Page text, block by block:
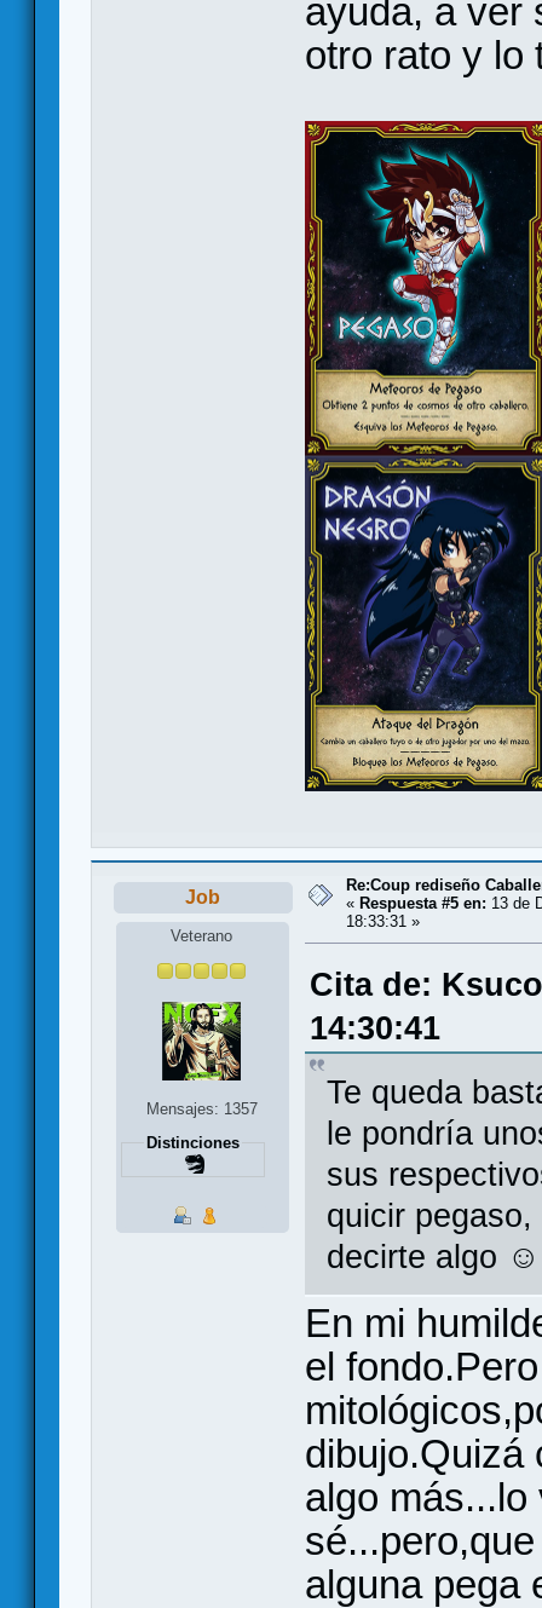
ayuda, a ver
otro rato y lo
Job
Veterano
Mensajes: 1357
Distinciones
Re:Coup rediseño
« Respuesta #5 en: 13 de
18:33:31 »
Cita de:
14:30:41
Te queda
le pondría
sus
quicir
decirte algo ☺
En mi
el
dibujo.Quizá
algo
alguna pega